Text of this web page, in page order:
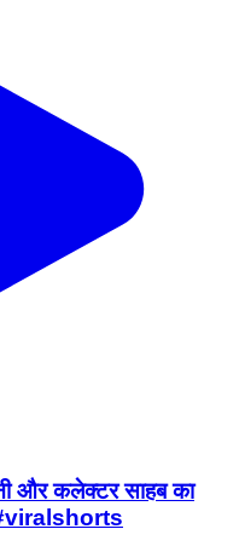
और कलेक्टर साहब का